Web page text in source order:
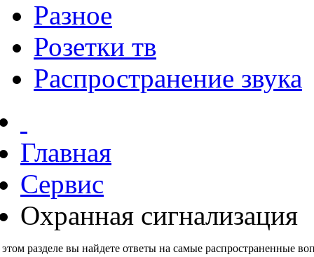
Разное
Розетки тв
Распространение звука
Главная
Сервис
Охранная сигнализация
разделе вы найдете ответы на самые распространенные